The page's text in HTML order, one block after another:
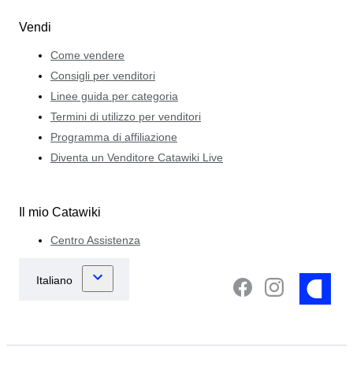
Vendi
Come vendere
Consigli per venditori
Linee guida per categoria
Termini di utilizzo per venditori
Programma di affiliazione
Diventa un Venditore Catawiki Live
Il mio Catawiki
Centro Assistenza